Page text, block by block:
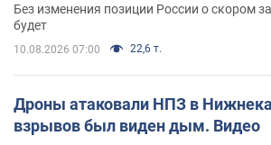
Без изменения позиции России о скором
будет
10.08.2026 07:00 22,6 т.
Дроны атаковали НПЗ в
взрывов был виден дым. Видео